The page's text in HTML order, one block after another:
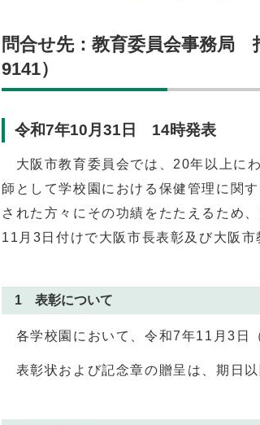
問合せ先：教育委員会事務局
9141）
令和7年10月31日 14時発表
大阪市教育委員会では、20年以上に
師として学校園における保健管理に関
された方々にその功績をたたえるため
11月3日付けで大阪市長表彰及び大阪市
1 表彰について
各学校園において、令和7年11月3日
表彰状および記念章の贈呈は、期日以